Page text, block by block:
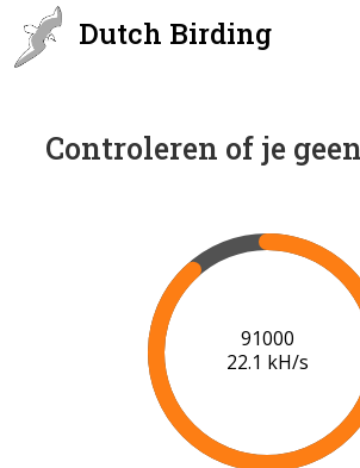
Dutch Birding
Controleren of je
91000
22.1 kH/s